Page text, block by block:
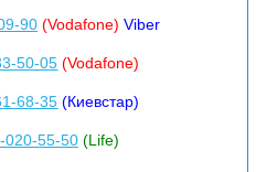
90(Vodafone) Viber
50-05 (Vodafone)
68-35 (Киевстар)
020-55-50(Life)